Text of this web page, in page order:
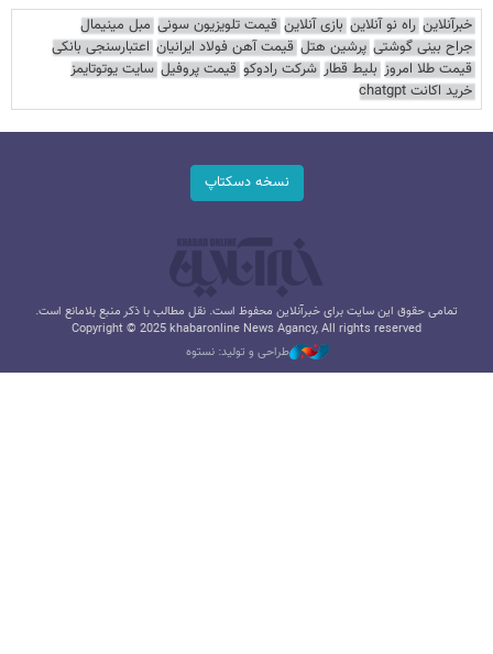
خبرآنلاین راه نو آنلاین بازی آنلاین قیمت تلویزیون سونی مبل مینیمال
جراح بینی گوشتی پرشین هتل قیمت آهن فولاد ایرانیان اعتبارسنجی بانکی
قیمت طلا امروز بلیط قطار شرکت رادوکو قیمت پروفیل سایت یوتوتایمز
خرید اکانت chatgpt
نسخه دسکتاپ
تمامی حقوق این سایت برای خبرآنلاین محفوظ است. نقل مطالب با ذکر منبع بلامانع است.
Copyright © 2025 khabaronline News Agancy, All rights reserved
طراحی و تولید: نستوه